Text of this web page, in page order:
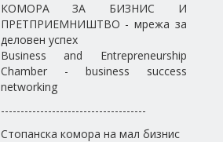
КОМОРА ЗА БИЗНИС И
ПРЕТПРИЕМНИШТВО - мрежа за
деловен успех
Business and Entrepreneurship
Chamber - business success
networking
-------------------------------------
Стопанска комора на мал бизнис